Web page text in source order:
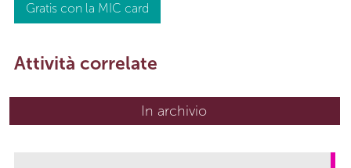
Gratis con la MIC card
Attività correlate
In archivio